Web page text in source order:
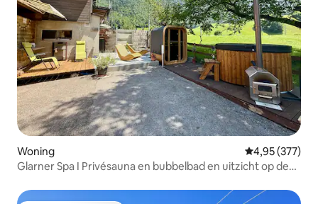
Woning Gemiddelde
4,95 (377)
Glarner Spa I Privésauna en bubbelbad en uitzicht op de